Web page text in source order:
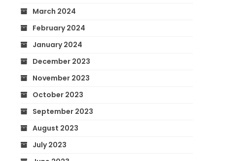
March 2024
February 2024
January 2024
December 2023
November 2023
October 2023
September 2023
August 2023
July 2023